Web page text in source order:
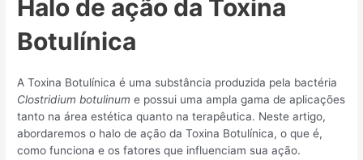
Halo de ação da Toxina
Botulínica
A Toxina Botulínica é uma substância produzida pela bactéria
Clostridium botulinum e possui uma ampla gama de aplicações
tanto na área estética quanto na terapêutica. Neste artigo,
abordaremos o halo de ação da Toxina Botulínica, o que é,
como funciona e os fatores que influenciam sua ação.